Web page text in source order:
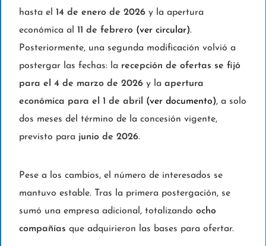
hasta el 14 de enero de 2026y la apertura
económica al 11 de febrero (ver circular).
Posteriormente, una segunda modificación volvió a
postergar las fechas: la recepción de ofertas se fijó
para el 4 de marzo de 2026y la apertura
económica para el 1 de abril (ver documento), a solo
dos meses del término de la concesión vigente,
previsto para junio de 2026.
Pese a los cambios, el número de interesados se
mantuvo estable. Tras la primera postergación, se
sumó una empresa adicional, totalizando ocho
compañías que adquirieron las bases para ofertar.